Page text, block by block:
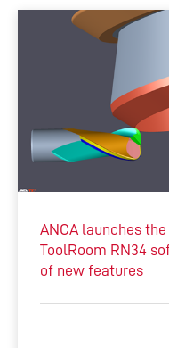
ANCA launches
ToolRoom RN34
of new features